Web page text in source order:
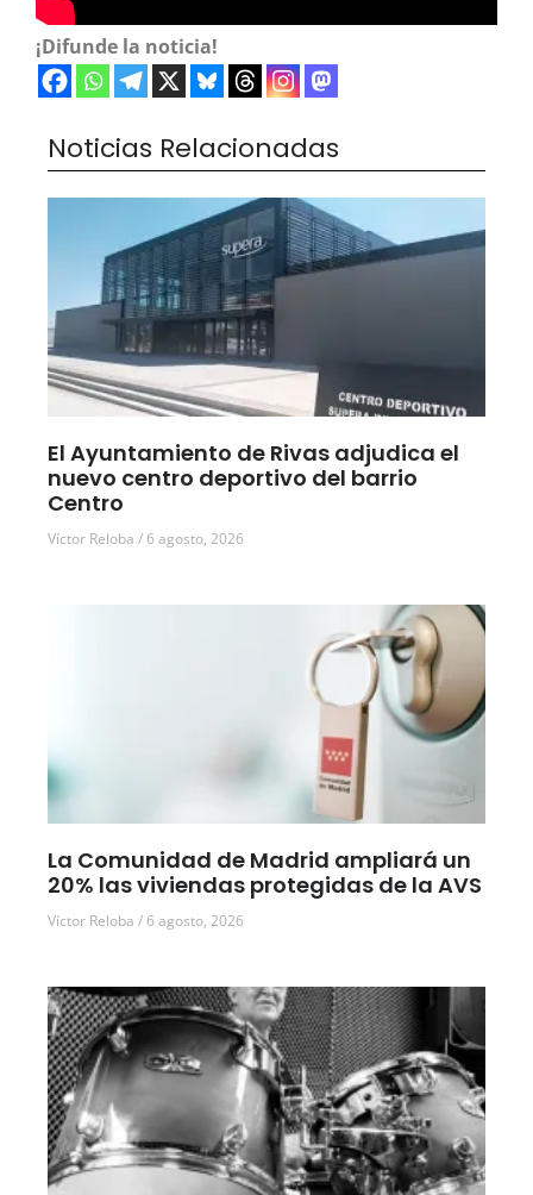
¡Difunde la noticia!
Noticias Relacionadas
El Ayuntamiento de Rivas adjudica el
nuevo centro deportivo del barrio
Centro
Víctor Reloba 6 agosto, 2026
La Comunidad de Madrid ampliará un
20% las viviendas protegidas de la AVS
Víctor Reloba 6 agosto, 2026